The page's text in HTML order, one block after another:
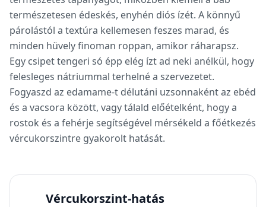
természetesen édeskés, enyhén diós ízét. A könnyű
párolástól a textúra kellemesen feszes marad, és
minden hüvely finoman roppan, amikor ráharapsz.
Egy csipet tengeri só épp elég ízt ad neki anélkül, hogy
felesleges nátriummal terhelné a szervezetet.
Fogyaszd az edamame-t délutáni uzsonnaként az ebéd
és a vacsora között, vagy tálald előételként, hogy a
rostok és a fehérje segítségével mérsékeld a főétkezés
vércukorszintre gyakorolt hatását.
Vércukorszint-hatás